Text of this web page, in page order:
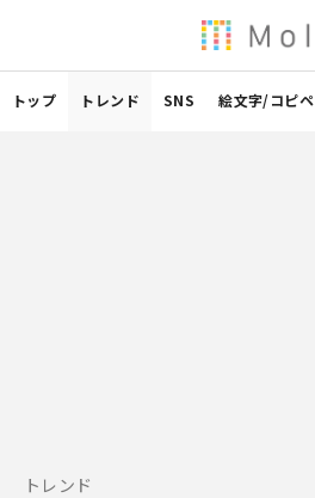
トップ トレンド SNS 絵文字/コピペ
トレンド